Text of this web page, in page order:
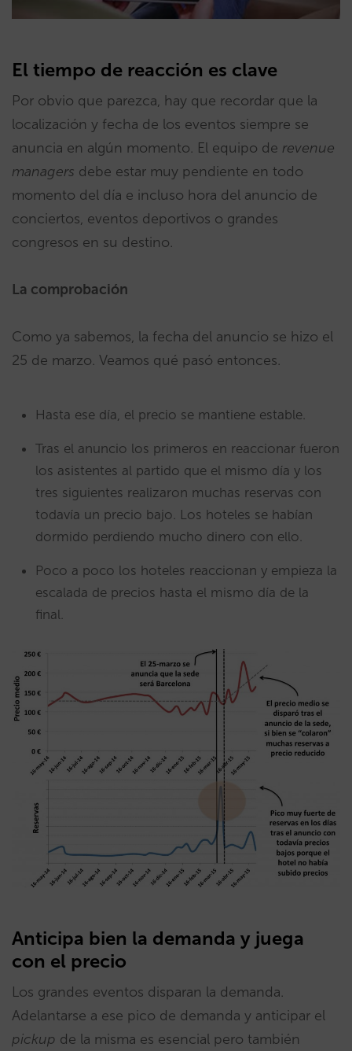
El tiempo de reacción es clave
Por obvio que parezca, hay que recordar que la
localización y fecha de los eventos siempre se
anuncia en algún momento. El equipo de revenue
managers debe estar muy pendiente en todo
momento del día e incluso hora del anuncio de
conciertos, eventos deportivos o grandes
congresos en su destino.
La comprobación
Como ya sabemos, la fecha del anuncio se hizo el
25 de marzo. Veamos qué pasó entonces.
Hasta ese día, el precio se mantiene estable.
Tras el anuncio los primeros en reaccionar fueron
los asistentes al partido que el mismo día y los
tres siguientes realizaron muchas reservas con
todavía un precio bajo. Los hoteles se habían
dormido perdiendo mucho dinero con ello.
Poco a poco los hoteles reaccionan y empieza la
escalada de precios hasta el mismo día de la
final.
Anticipa bien la demanda y juega
con el precio
Los grandes eventos disparan la demanda.
Adelantarse a ese pico de demanda y anticipar el
pickup de la misma es esencial pero también